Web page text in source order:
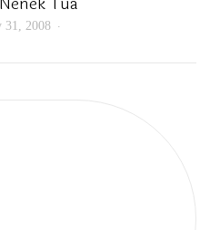
31, 2008